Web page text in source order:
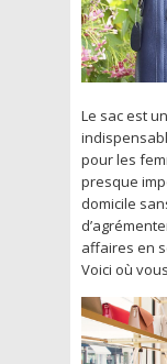
Le sac est
pour les
presque
domicile
affaires en
Voici où